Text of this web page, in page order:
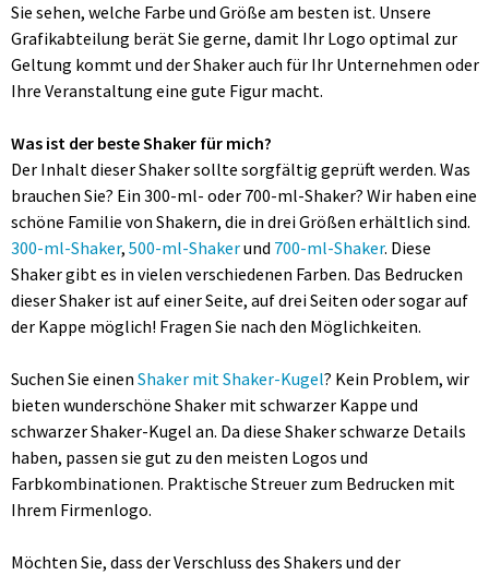
Sie sehen, welche Farbe und Größe am besten ist. Unsere
Grafikabteilung berät Sie gerne, damit Ihr Logo optimal zur
Geltung kommt und der Shaker auch für Ihr Unternehmen oder
Ihre Veranstaltung eine gute Figur macht.
Was ist der beste Shaker für mich?
Der Inhalt dieser Shaker sollte sorgfältig geprüft werden. Was
brauchen Sie? Ein 300-ml- oder 700-ml-Shaker? Wir haben eine
schöne Familie von Shakern, die in drei Größen erhältlich sind.
300-ml-Shaker, 500-ml-Shakerund 700-ml-Shaker. Diese
Shaker gibt es in vielen verschiedenen Farben. Das Bedrucken
dieser Shaker ist auf einer Seite, auf drei Seiten oder sogar auf
der Kappe möglich! Fragen Sie nach den Möglichkeiten.
Suchen Sie einen Shaker mit Shaker-Kugel? Kein Problem, wir
bieten wunderschöne Shaker mit schwarzer Kappe und
schwarzer Shaker-Kugel an. Da diese Shaker schwarze Details
haben, passen sie gut zu den meisten Logos und
Farbkombinationen. Praktische Streuer zum Bedrucken mit
Ihrem Firmenlogo.
Möchten Sie, dass der Verschluss des Shakers und der